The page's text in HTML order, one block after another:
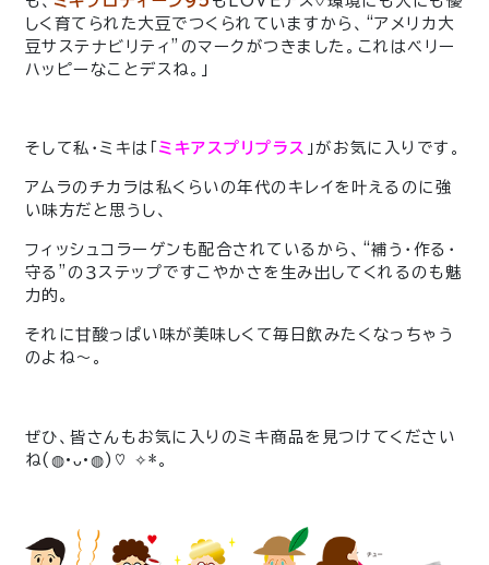
しく育てられた大豆でつくられていますから、“アメリカ大
豆サステナビリティ”のマークがつきました。これはベリー
ハッピーなことデスね。」
そして私・ミキは「 ミキアスプリプラス 」がお気に入りです。
アムラのチカラは私くらいの年代のキレイを叶えるのに強
い味方だと思うし、
フィッシュコラーゲンも配合されているから、“補う・作る・
守る”の３ステップですこやかさを生み出してくれるのも魅
力的。
それに甘酸っぱい味が美味しくて毎日飲みたくなっちゃう
のよね〜。
ぜひ、皆さんもお気に入りのミキ商品を見つけてください
ね(◍•ᴗ•◍)♡ ✧*。